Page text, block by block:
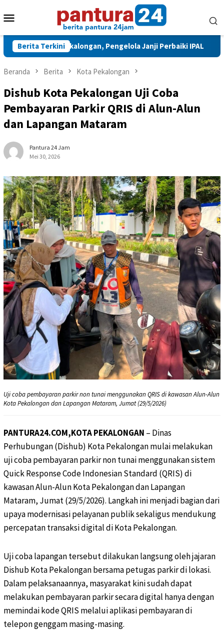
ke
Mobile
Berita Terkini
di Pekalongan, Pengelola Janji Perbaiki IPAL LSM
Beranda Berita Kota Pekalongan
Dishub Kota Pekalongan Uji Coba
Pembayaran Parkir QRIS di Alun-Alun
dan Lapangan Mataram
Pantura 24 Jam
Mei 30, 2026
Uji coba pembayaran parkir non tunai menggunakan QRIS di kawasan Alun-Alun
Kota Pekalongan dan Lapangan Mataram, Jumat (29/5/2026)
PANTURA24.COM,KOTA PEKALONGAN – Dinas
Perhubungan (Dishub) Kota Pekalongan mulai melakukan
uji coba pembayaran parkir non tunai menggunakan sistem
Quick Response Code Indonesian Standard (QRIS) di
kawasan Alun-Alun Kota Pekalongan dan Lapangan
Mataram, Jumat (29/5/2026). Langkah ini menjadi bagian dari
upaya modernisasi pelayanan publik sekaligus mendukung
percepatan transaksi digital di Kota Pekalongan.
Uji coba lapangan tersebut dilakukan langsung oleh jajaran
Dishub Kota Pekalongan bersama petugas parkir di lokasi.
Dalam pelaksanaannya, masyarakat kini sudah dapat
melakukan pembayaran parkir secara digital hanya dengan
memindai kode QRIS melalui aplikasi pembayaran di
telepon genggam masing-masing.